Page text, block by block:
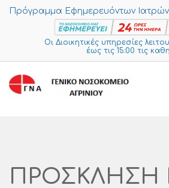
Πρόγραμμα Εφημερευόντων Ιατρών
Οι Διοικητικές υπηρεσίες
έως τις 15:00 τις